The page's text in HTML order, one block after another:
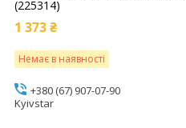
(225314)
1 373 ₴
Немає в наявності
+380 (67) 907-07-90
Kyivstar